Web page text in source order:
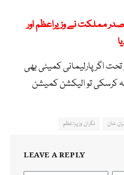
صدر مملکت نے وزیراعظم اور
اگر پارلیمانی کمیٹی بھی
کرسکی تو الیکشن کمیشن
خان نگران وزیراعظم
LEAVE A REPLY